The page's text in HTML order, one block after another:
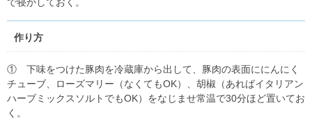
で寝かしておく。
作り方
① 下味をつけた豚肉を冷蔵庫から出して、豚肉の表面ににんにく
チューブ、ローズマリー（なくてもOK）、胡椒（あればイタリアン
ハーブミックスソルトでもOK）をなじませ常温で30分ほど置いてお
く。